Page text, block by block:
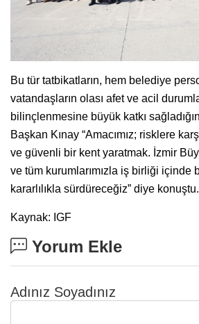
Bu tür tatbikatların, hem belediye
vatandaşların olası afet ve acil
bilinçlenmesine büyük katkı
Başkan Kınay “Amacımız; risklere
ve güvenli bir kent yaratmak. İzmir
ve tüm kurumlarımızla iş birliği içinde
kararlılıkla sürdüreceğiz” diye konuştu.
Kaynak: IGF
Yorum Ekle
Adınız Soyadınız